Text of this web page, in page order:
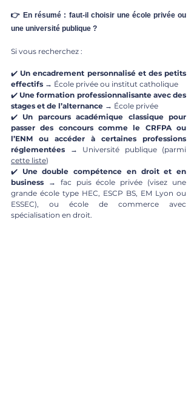
👉 En résumé : faut-il choisir une école privée ou
une université publique ?
Si vous recherchez :
✔️ Un encadrement personnalisé et des petits
effectifs → École privée ou institut catholique
✔️ Une formation professionnalisante avec des
stages et de l’alternance → École privée
✔️ Un parcours académique classique pour
passer des concours comme le CRFPA ou
l’ENM ou accéder à certaines professions
réglementées
cette liste)
✔️ Une double compétence en droit et en
business → fac puis école privée (visez une
grande école type HEC, ESCP BS, EM Lyon ou
ESSEC), ou école de commerce avec
spécialisation en droit.